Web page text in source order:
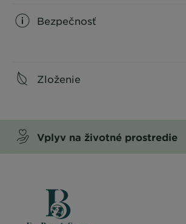
Bezpečnosť
Zloženie
Vplyv na životné prostredie